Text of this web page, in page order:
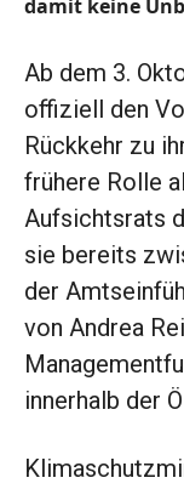
damit keine
Ab dem 3.
offiziell den
Rückkehr zu
frühere Rolle
Aufsichtsrats
sie bereits
der
von Andrea
innerhalb der